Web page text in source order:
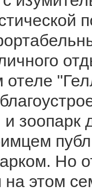
отеле
зоопарк
Но
на этом